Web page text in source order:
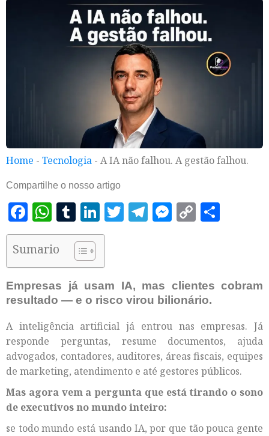
Home - Tecnologia - A IA não falhou. A gestão falhou.
Compartilhe o nosso artigo
Facebook
WhatsApp
Tumblr
LinkedIn
Twitter
Telegram
Messenger
Copy
Sumario
Empresas já usam IA, mas clientes cobram
resultado — e o risco virou bilionário.
A inteligência artificial já entrou nas empresas. Já
responde perguntas, resume documentos, ajuda
advogados, contadores, auditores, áreas fiscais, equipes
de marketing, atendimento e até gestores públicos.
Mas agora vem a pergunta que está tirando o sono
de executivos no mundo inteiro:
se todo mundo está usando IA, por que tão pouca gente